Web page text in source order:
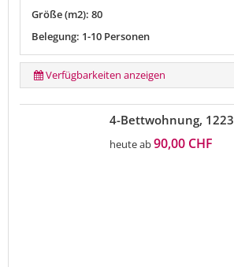
Größe (m2): 80
Belegung: 1-10 Personen
Verfügbarkeiten anzeigen
4-Bettwohnung, 1223
heute ab90,00 CHF